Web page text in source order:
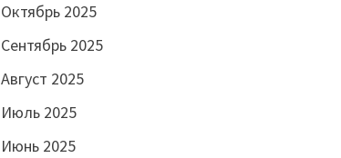
Октябрь 2025
Сентябрь 2025
Август 2025
Июль 2025
Июнь 2025